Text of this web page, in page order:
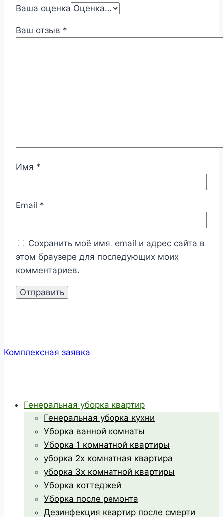
Ваша оценка
Ваш отзыв *
Имя *
Email *
Сохранить моё имя, email и адрес сайта в
этом браузере для последующих моих
комментариев.
Комплексная заявка
Генеральная уборка квартир
Генеральная уборка кухни
Уборка ванной комнаты
Уборка 1 комнатной квартиры
уборка 2х комнатная квартира
уборка 3х комнатной квартиры
Уборка коттеджей
Уборка после ремонта
Дезинфекция квартир после смерти